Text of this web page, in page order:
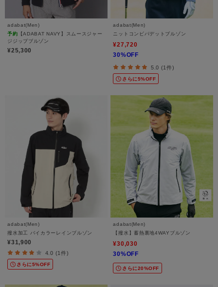
adabat(Men)
予約 【ADABAT NAVY】スムースジャー
ジジップブルゾン
¥25,300
adabat(Men)
ニットコンビパデットブルゾン
¥27,720
30%OFF
5.0 (1件)
さらに5%OFF
adabat(Men)
撥水加工 バイカラーレインブルゾン
¥31,900
4.0 (1件)
さらに5%OFF
adabat(Men)
【撥水】蓄熱裏地4WAYブルゾン
¥30,030
30%OFF
さらに20%OFF